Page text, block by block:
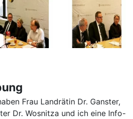
Frau Landrätin Dr. Ganster,
Dr. Wosnitza und ich eine Info-